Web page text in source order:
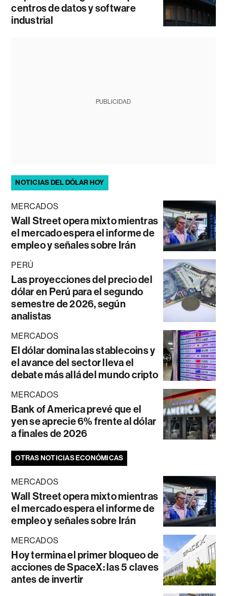
centros de datos y software
industrial
PUBLICIDAD
NOTICIAS DEL DÓLAR HOY
MERCADOS
Wall Street opera mixto mientras
el mercado espera el informe de
empleo y señales sobre Irán
PERÚ
Las proyecciones del precio del
dólar en Perú para el segundo
semestre de 2026, según
analistas
MERCADOS
El dólar domina las stablecoins y
el avance del sector lleva el
debate más allá del mundo cripto
MERCADOS
Bank of America prevé que el
yen se aprecie 6% frente al dólar
a finales de 2026
OTRAS NOTICIAS ECONÓMICAS
MERCADOS
Wall Street opera mixto mientras
el mercado espera el informe de
empleo y señales sobre Irán
MERCADOS
Hoy termina el primer bloqueo de
acciones de SpaceX: las 5 claves
antes de invertir